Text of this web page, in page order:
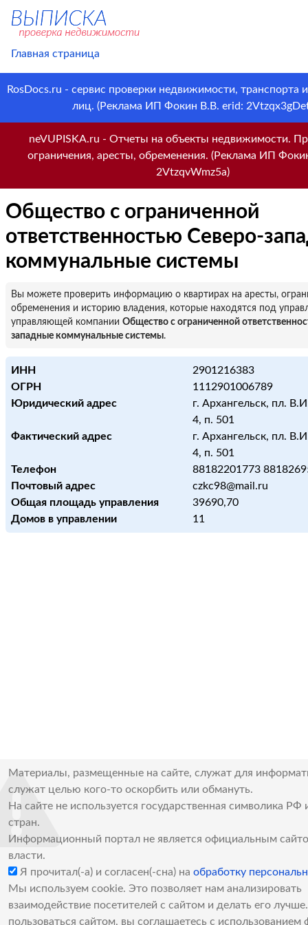
Главная страница
RosDocs.ru - сервис проверки недвижимости, транспорта
лиц. (Реклама ИП Фокин В.В. erid:
neVUPISKA.ru - Отчеты на объекты недвижимости.
ограничения, аресты, обременения. (Реклама ИП
2VtzqvWmz5a)
Общество с ограниченной
ответственностью Северо-
коммунальные системы
Вы можете проверить информацию о квартирах на аресты,
обременения и историю владения, которые находятся под
управляющей компании Общество с ограниченной
западные коммунальные системы.
ИНН
2901216383
ОГРН
1112901006789
Юридический адрес
г. Архангельск, пл.
4, п. 501
Фактический адрес
г. Архангельск, пл.
4, п. 501
Телефон
88182201773
Почтовый адрес
czkc98@mail.ru
Общая площадь управления
39690,70
Домов в управлении
11
Материалы, размещенные на сайте, служат для
служат целью кого-то оскорбить или обмануть.
На сайте не используется государственная символика РФ
стран.
Информационный портал не является официальным
власти.
Я прочитал(-а) и согласен(-сна) на обработку
Мы используем cookie. Это позволяет нам анализировать
взаимодействие посетителей с сайтом и делать его
пользоваться сайтом, вы соглашаетесь с использованием